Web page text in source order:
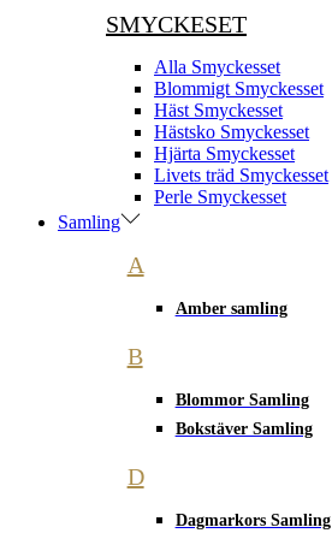
SMYCKESET
Alla Smyckesset
Blommigt Smyckesset
Häst Smyckesset
Hästsko Smyckesset
Hjärta Smyckesset
Livets träd Smyckesset
Perle Smyckesset
Samling
A
Amber samling
B
Blommor Samling
Bokstäver Samling
D
Dagmarkors Samling